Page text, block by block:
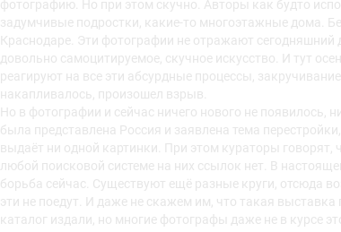
фотографию. Но при этом скучно. Авторы как будто
задумчивые подростки, какие-то многоэтажные дома.
Краснодаре. Эти фотографии не отражают сегодняшний
довольно самоцитируемое, скучное искусство. И тут
реагируют на все эти абсурдные процессы,
накапливалось, произошел взрыв.
Но в фотографии и сейчас ничего нового не появилось,
была представлена Россия и заявлена тема
выдаёт ни одной картинки. При этом кураторы
любой поисковой системе на них ссылок нет. В
борьба сейчас. Существуют ещё разные круги, отсюда
эти не поедут. И даже не скажем им, что такая
каталог издали, но многие фотографы даже не в курсе